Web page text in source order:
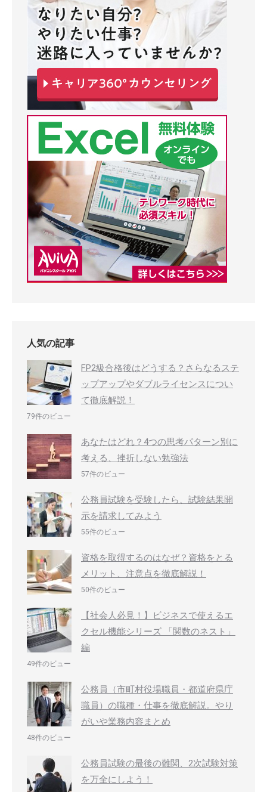
人気の記事
FP2級合格後はどうする？さらなるステ
ップアップやダブルライセンスについ
て徹底解説！
79件のビュー
あなたはどれ？4つの思考パターン別に
考える、挫折しない勉強法
57件のビュー
公務員試験を受験したら、試験結果開
示を請求してみよう
55件のビュー
資格を取得するのはなぜ？資格をとる
メリット、注意点を徹底解説！
50件のビュー
【社会人必見！】ビジネスで使えるエ
クセル機能シリーズ 「関数のネスト」
編
49件のビュー
公務員（市町村役場職員・都道府県庁
職員）の職種・仕事を徹底解説。やり
がいや業務内容まとめ
48件のビュー
公務員試験の最後の難関、2次試験対策
を万全にしよう！